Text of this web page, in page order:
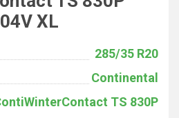
XL
285/35 R20
Continental
TS 830P